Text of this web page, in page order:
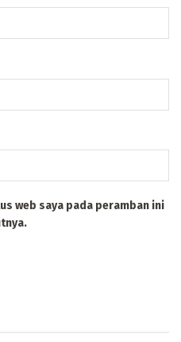
web saya pada peramban ini